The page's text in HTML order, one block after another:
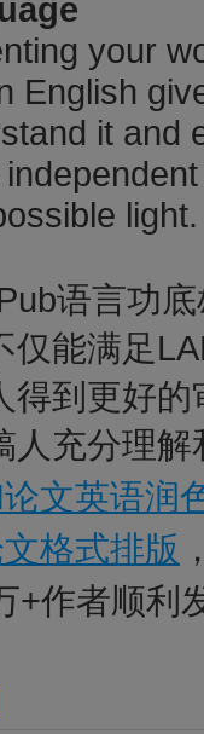
your
English
it and
light.
语言功
仅能满足
得到更好
人充分理
文英语润
格式排版
+作者顺利